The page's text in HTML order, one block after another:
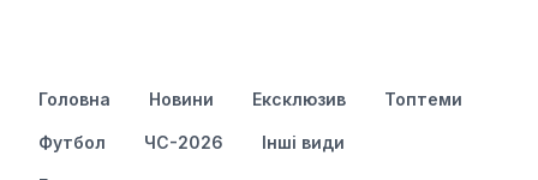
Головна Новини Ексклюзив Топтеми
Футбол ЧС-2026 Інші види